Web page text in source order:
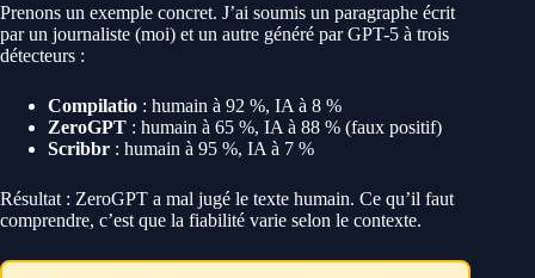
Prenons un exemple concret. J’ai soumis un paragraphe écrit
par un journaliste (moi) et un autre généré par GPT-5 à trois
détecteurs :
Compilatio : humain à 92 %, IA à 8 %
ZeroGPT : humain à 65 %, IA à 88 % (faux positif)
Scribbr : humain à 95 %, IA à 7 %
Résultat : ZeroGPT a mal jugé le texte humain. Ce qu’il faut
comprendre, c’est que la fiabilité varie selon le contexte.